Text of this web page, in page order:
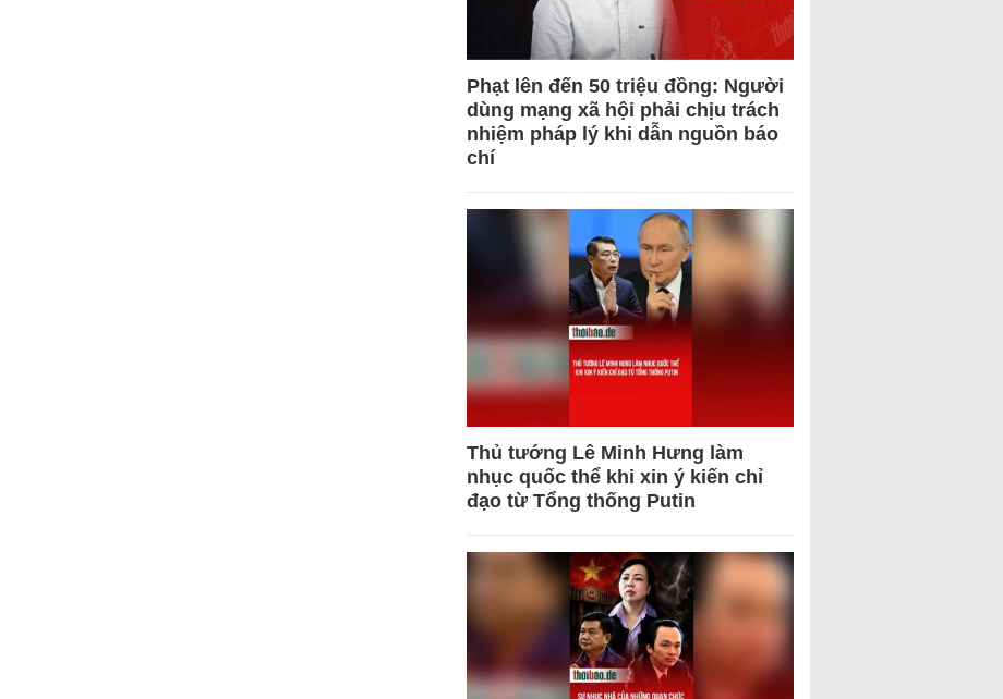
Phạt lên đến 50 triệu đồng: Người
dùng mạng xã hội phải chịu trách
nhiệm pháp lý khi dẫn nguồn báo
chí
Thủ tướng Lê Minh Hưng làm
nhục quốc thể khi xin ý kiến chỉ
đạo từ Tổng thống Putin